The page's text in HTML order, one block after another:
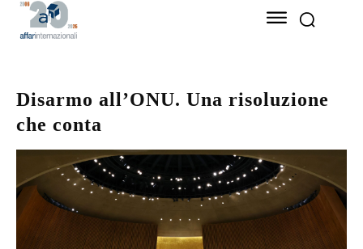
Disarmo all’ONU. Una risoluzione
che conta